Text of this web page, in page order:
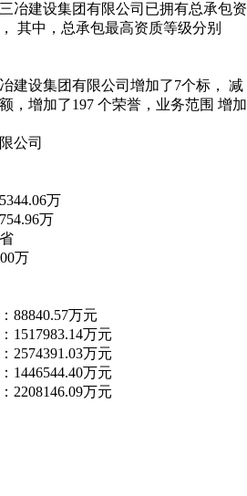
冶建设集团有限公司已拥有总承包资
其中，总承包最高资质等级分别
建设集团有限公司增加了7个标， 减
，增加了197 个荣誉，业务范围 增加
公司
万
万
万
88840.57万元
1517983.14万元
2574391.03万元
1446544.40万元
2208146.09万元